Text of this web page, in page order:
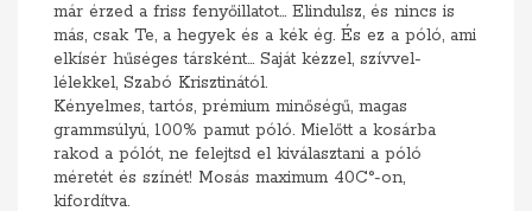
már érzed a friss fenyőillatot... Elindulsz, és nincs is
más, csak Te, a hegyek és a kék ég. És ez a póló, ami
elkísér hűséges társként... Saját kézzel, szívvel-
lélekkel, Szabó Krisztinától.
Kényelmes, tartós, prémium minőségű, magas
grammsúlyú, 100% pamut póló. Mielőtt a kosárba
rakod a pólót, ne felejtsd el kiválasztani a póló
méretét és színét! Mosás maximum 40C°-on,
kifordítva.